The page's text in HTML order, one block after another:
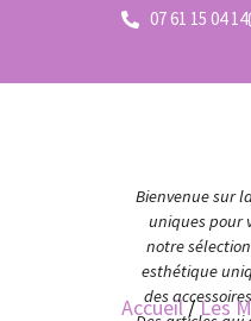
07 61 15 04 14
Bienvenue sur
uniques pour
notre
esthétique
des
Accueil/Les